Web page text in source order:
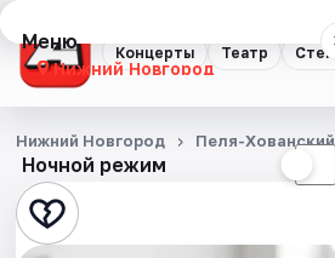
Концерты Театр
Меню
Нижний Новгород
Концерты
Театр
Стендап
Ночной режим
Нижний Новгород Пеля-Хованский